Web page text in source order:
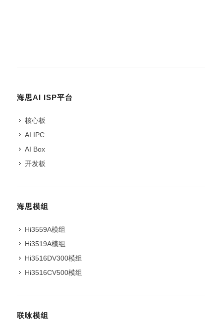
海思AI ISP平台
核心板
AI IPC
AI Box
开发板
海思模组
Hi3559A模组
Hi3519A模组
Hi3516DV300模组
Hi3516CV500模组
联咏模组